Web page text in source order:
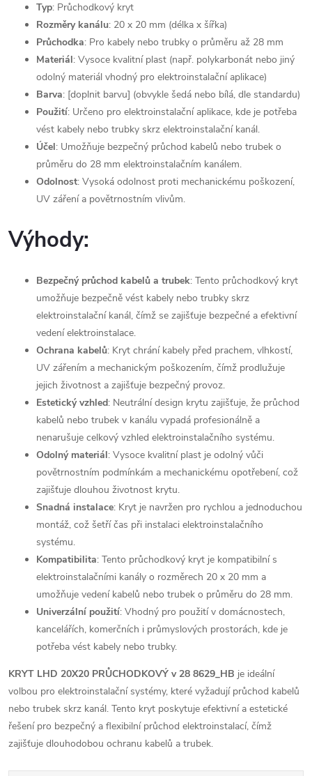
Typ: Průchodkový kryt
Rozměry kanálu: 20 x 20 mm (délka x šířka)
Průchodka: Pro kabely nebo trubky o průměru až 28 mm
Materiál: Vysoce kvalitní plast (např. polykarbonát nebo jiný
odolný materiál vhodný pro elektroinstalační aplikace)
Barva: [doplnit barvu] (obvykle šedá nebo bílá, dle standardu)
Použití: Určeno pro elektroinstalační aplikace, kde je potřeba
vést kabely nebo trubky skrz elektroinstalační kanál.
Účel: Umožňuje bezpečný průchod kabelů nebo trubek o
průměru do 28 mm elektroinstalačním kanálem.
Odolnost: Vysoká odolnost proti mechanickému poškození,
UV záření a povětrnostním vlivům.
Výhody:
Bezpečný průchod kabelů a trubek: Tento průchodkový kryt
umožňuje bezpečně vést kabely nebo trubky skrz
elektroinstalační kanál, čímž se zajišťuje bezpečné a efektivní
vedení elektroinstalace.
Ochrana kabelů: Kryt chrání kabely před prachem, vlhkostí,
UV zářením a mechanickým poškozením, čímž prodlužuje
jejich životnost a zajišťuje bezpečný provoz.
Estetický vzhled: Neutrální design krytu zajišťuje, že průchod
kabelů nebo trubek v kanálu vypadá profesionálně a
nenarušuje celkový vzhled elektroinstalačního systému.
Odolný materiál: Vysoce kvalitní plast je odolný vůči
povětrnostním podmínkám a mechanickému opotřebení, což
zajišťuje dlouhou životnost krytu.
Snadná instalace: Kryt je navržen pro rychlou a jednoduchou
montáž, což šetří čas při instalaci elektroinstalačního
systému.
Kompatibilita: Tento průchodkový kryt je kompatibilní s
elektroinstalačními kanály o rozměrech 20 x 20 mm a
umožňuje vedení kabelů nebo trubek o průměru do 28 mm.
Univerzální použití: Vhodný pro použití v domácnostech,
kancelářích, komerčních i průmyslových prostorách, kde je
potřeba vést kabely nebo trubky.
KRYT LHD 20X20 PRŮCHODKOVÝ v 28 8629_HB je ideální
volbou pro elektroinstalační systémy, které vyžadují průchod kabelů
nebo trubek skrz kanál. Tento kryt poskytuje efektivní a estetické
řešení pro bezpečný a flexibilní průchod elektroinstalací, čímž
zajišťuje dlouhodobou ochranu kabelů a trubek.